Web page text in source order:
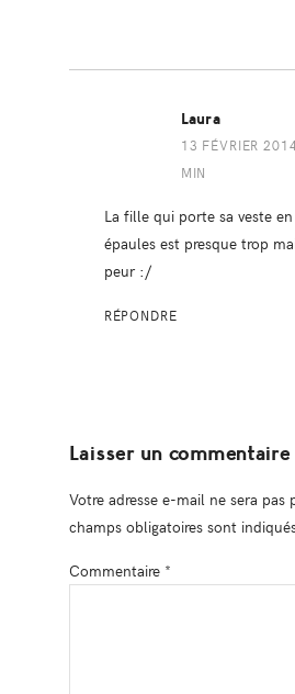
Laura
13 FÉVRIER
MIN
La fille qui porte sa veste
épaules est presque trop
peur :/
RÉPONDRE
Laisser un commentaire
Votre adresse e-mail ne sera pas
champs obligatoires sont
Commentaire *